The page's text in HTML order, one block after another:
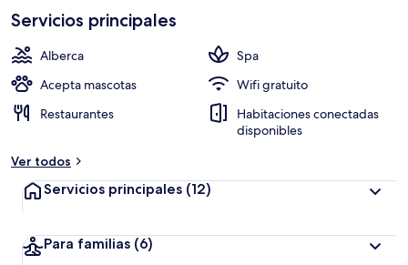
Servicios principales
Alberca
Spa
Acepta mascotas
Wifi gratuito
Restaurantes
Habitaciones conectadas
disponibles
Ver todos
Servicios principales (12)
Para familias (6)